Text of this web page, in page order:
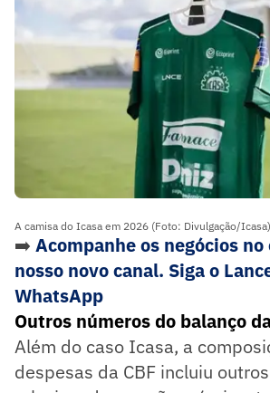
A camisa do Icasa em 2026 (Foto: Divulgação/Icasa)
➡️ Acompanhe os negócios
nosso novo canal. Siga o
WhatsApp
Outros números do balanço
Além do caso Icasa, a
despesas da CBF incluiu